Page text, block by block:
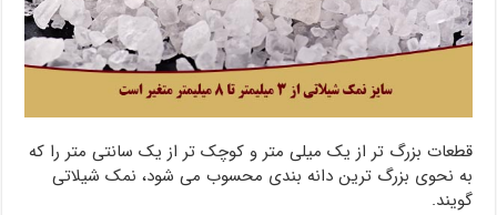
قطعات بزرگ تر از یک میلی متر و کوچک تر از یک سانتی متر را که
به نحوی بزرگ ترین دانه بندی محسوب می شود، نمک شیلاتی
گویند.